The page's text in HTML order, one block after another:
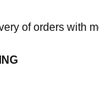
of orders with